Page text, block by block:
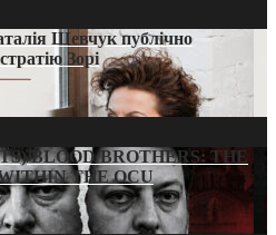
Шевчук публічно
Зорі
BLOOD BROTHERS: THE
THE OCU